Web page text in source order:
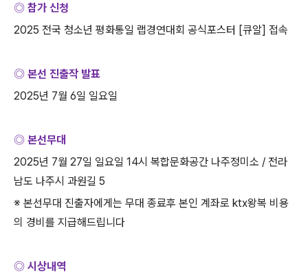
◎ 참가 신청
2025 전국 청소년 평화통일 랩경연대회 공식포스터 [큐알] 접속
◎ 본선 진출작 발표
2025년 7월 6일 일요일
◎ 본선무대
2025년 7월 27일 일요일 14시 복합문화공간 나주정미소 / 전라
남도 나주시 과원길 5
※ 본선무대 진출자에게는 무대 종료후 본인 계좌로 ktx왕복 비용
의 경비를 지급해드립니다
◎ 시상내역